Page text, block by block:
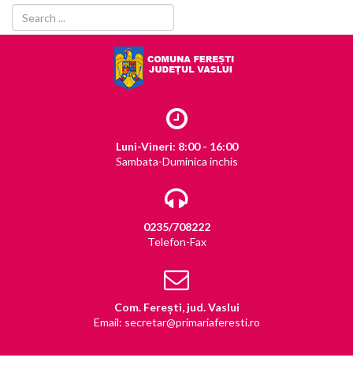
Luni-Vineri: 8:00 - 16:00
Sambata-Duminica inchis
0235/708222
Telefon-Fax
Com. Ferești, jud. Vaslui
Email: secretar@primariaferesti.ro